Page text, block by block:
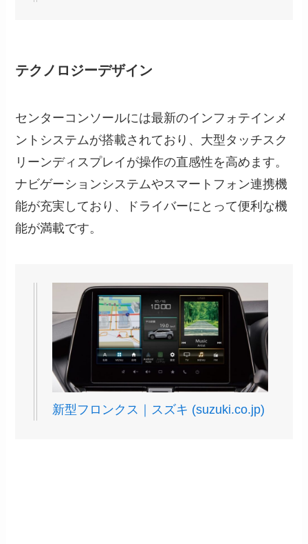
テクノロジーデザイン
センターコンソールには最新のインフォテインメ
ントシステムが搭載されており、大型タッチスク
リーンディスプレイが操作の直感性を高めます。
ナビゲーションシステムやスマートフォン連携機
能が充実しており、ドライバーにとって便利な機
能が満載です。
新型フロンクス｜スズキ (suzuki.co.jp)